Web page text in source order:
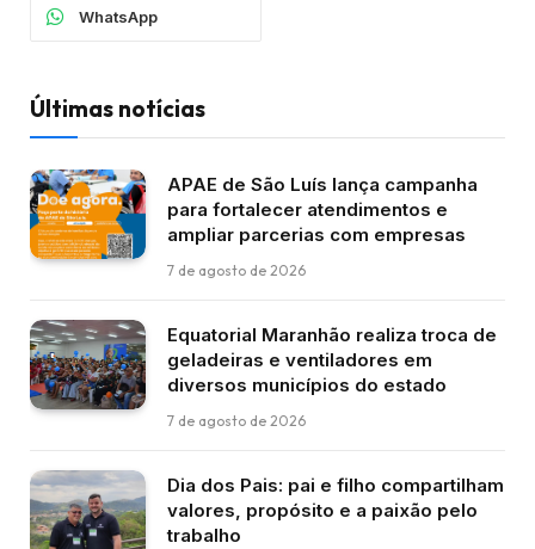
WhatsApp
Últimas notícias
APAE de São Luís lança campanha
para fortalecer atendimentos e
ampliar parcerias com empresas
7 de agosto de 2026
Equatorial Maranhão realiza troca de
geladeiras e ventiladores em
diversos municípios do estado
7 de agosto de 2026
Dia dos Pais: pai e filho compartilham
valores, propósito e a paixão pelo
trabalho